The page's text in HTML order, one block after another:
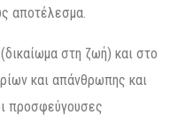
αποτέλεσμα.
στη ζωή) και στο
και απάνθρωπης και
προσφεύγουσες